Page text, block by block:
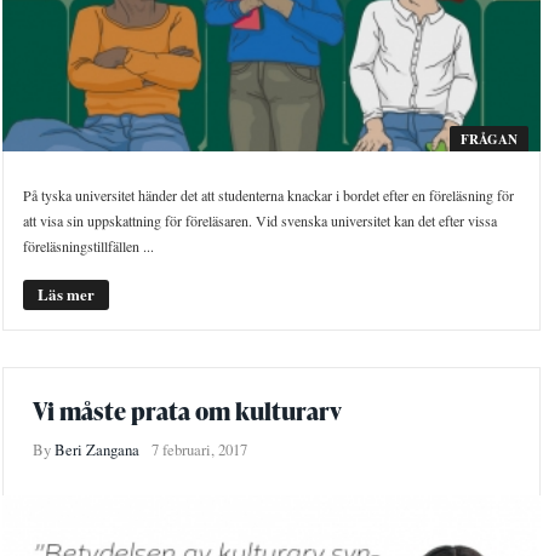
FRÅGAN
På tyska universitet händer det att studenterna knackar i bordet efter en föreläsning för
att visa sin uppskattning för föreläsaren. Vid svenska universitet kan det efter vissa
föreläsningstillfällen ...
Läs mer
Vi måste prata om kulturarv
ByBeri Zangana 7 februari, 2017